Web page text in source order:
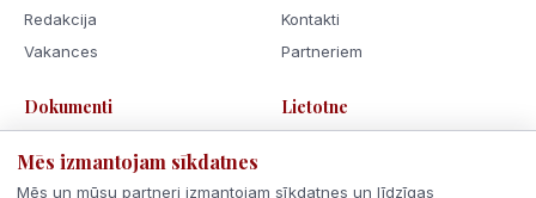
Redakcija
Vakances
Kontakti
Partneriem
Dokumenti Lietotne
Mēs izmantojam sīkdatnes
Mēs un mūsu partneri izmantojam sīkdatnes un līdzīgas